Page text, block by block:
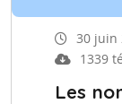
30 juin
1339
Les